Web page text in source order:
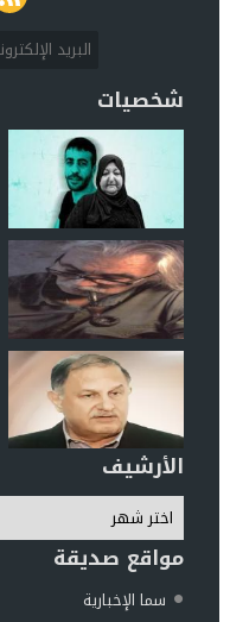
شخصيات
الأرشيف
مواقع صديقة
سما الإخبارية